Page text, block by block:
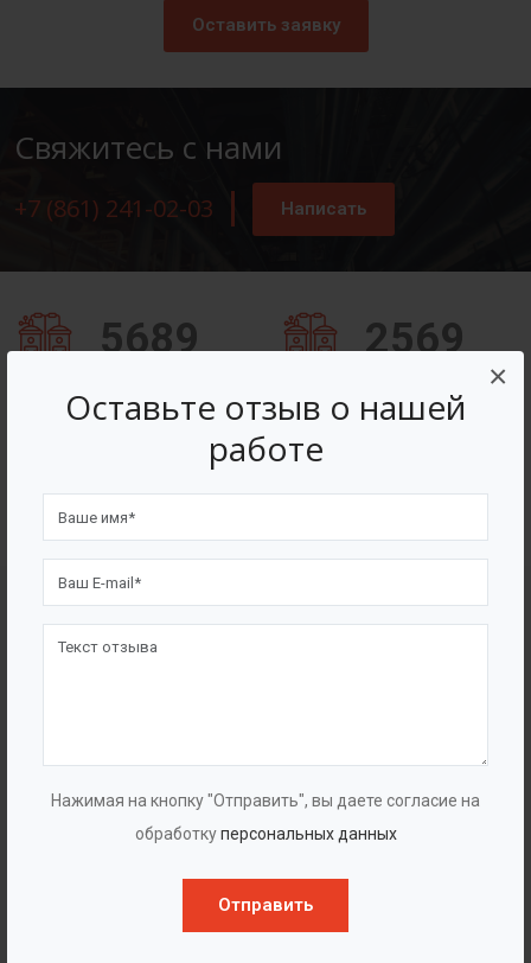
Оставьте отзыв о нашей
работе
Нажимая на кнопку "Отправить", вы даете согласие на
обработкуперсональных данных
Отправить
×
Оставить заявку
Свяжитесь с нами
+7 (861) 241-02-03 Написать
5689 2569
Счастливых клиентов
Сертификаты